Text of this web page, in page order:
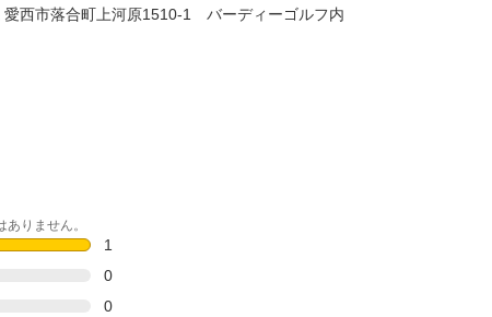
愛西市落合町上河原1510-1 バーディーゴルフ内
りません。
1
0
0